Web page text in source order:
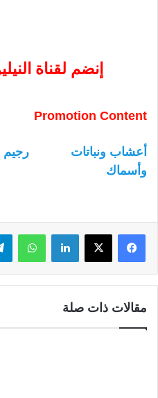
إنضم لقناة
Promotion Content
أعشاب ونباتات رجيم
وأسماك
لينكدإن واتساب
مقالات ذات صلة